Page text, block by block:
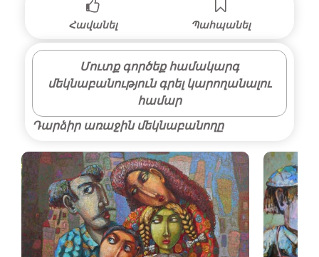
Հավանել Պահպանել
Մուտք գործեք համակարգ
մեկնաբանություն գրել կարողանալու
համար
Դարձիր առաջին մեկնաբանողը